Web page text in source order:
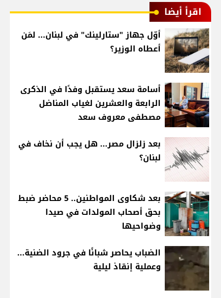
اقرأ أيضا
أوّل جهاز "ستارلينك" في لبنان... لمَن
أعطاه الوزير؟
أسامة سعد يستقبل وفدًا في الذكرى
الرابعة والعشرين لغياب المناضل
مصطفى معروف سعد
بعد زلزال مصر... هل يجب أن نخاف في
لبنان؟
بعد شكاوى المواطنين.. 5 محاضر ضبط
بحق أصحاب المولدات في صيدا
وضواحيها
الضباب يحاصر شبانًا في جرود الضنية...
وعملية إنقاذ ليلية